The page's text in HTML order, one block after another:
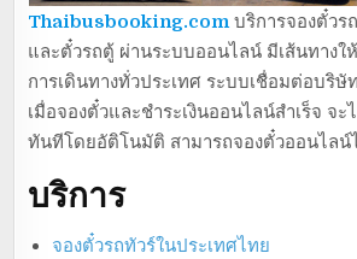
Thaibusbooking.com บริการจองตั๋ว
และตั๋วรถตู้ ผ่านระบบออนไลน์ มีเส้นทางใ
การเดินทางทั่วประเทศ ระบบเชื่อมต่อบริษั
เมื่อจองตั๋วและชำระเงินออนไลน์สำเร็จ จ
ทันทีโดยอัติโนมัติ สามารถจองตั๋วออนไลน์
บริการ
จองตั๋วรถทัวร์ในประเทศไทย